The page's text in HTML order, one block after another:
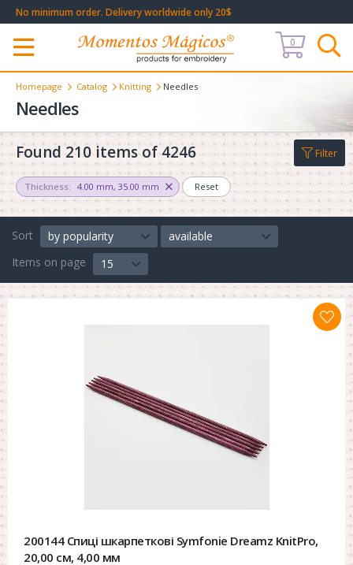
No minimum order. Delivery worldwide only 20$
Меню
0
Homepage Catalog Knitting Needles
Needles
Found 210 items of 4246
Thickness: 4.00 mm, 35.00 mm Reset
Sort by popularity
available
Items on page
15
200144 Спиці шкарпеткові Symfonie Dreamz KnitPro,
20,00 см, 4,00 мм
Filter